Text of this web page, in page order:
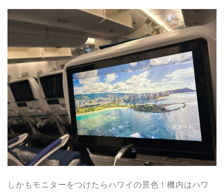
しかもモニターをつけたらハワイの景色！機内はハワ